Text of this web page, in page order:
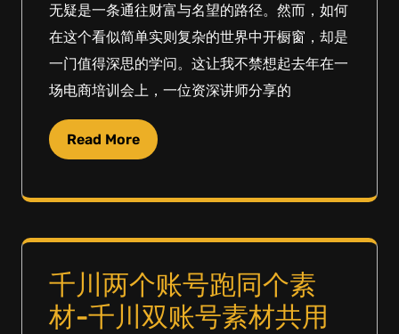
无疑是一条通往财富与名望的路径。然而，如何
在这个看似简单实则复杂的世界中开橱窗，却是
一门值得深思的学问。这让我不禁想起去年在一
场电商培训会上，一位资深讲师分享的
Read More
千川两个账号跑同个素
材-千川双账号素材共用